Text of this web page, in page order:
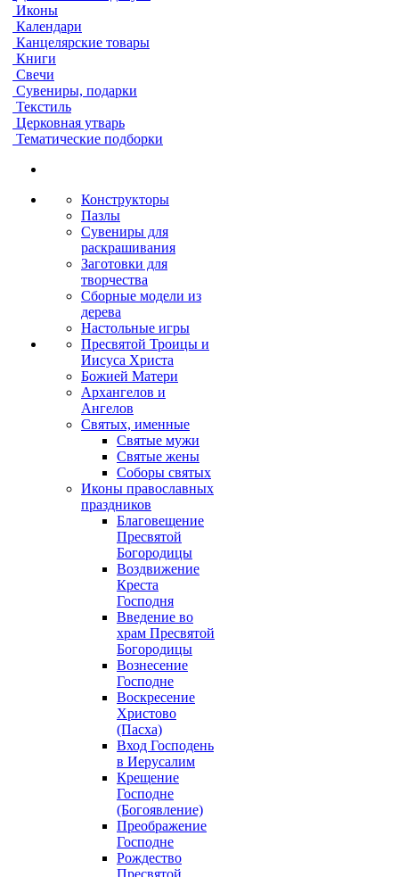
Иконы
Календари
Канцелярские товары
Книги
Свечи
Сувениры, подарки
Текстиль
Церковная утварь
Тематические подборки
Конструкторы
Пазлы
Сувениры для
раскрашивания
Заготовки для
творчества
Сборные модели из
дерева
Настольные игры
Пресвятой Троицы и
Иисуса Христа
Божией Матери
Архангелов и
Ангелов
Святых, именные
Святые мужи
Святые жены
Соборы святых
Иконы православных
праздников
Благовещение
Пресвятой
Богородицы
Воздвижение
Креста
Господня
Введение во
храм Пресвятой
Богородицы
Вознесение
Господне
Воскресение
Христово
(Пасха)
Вход Господень
в Иерусалим
Крещение
Господне
(Богоявление)
Преображение
Господне
Рождество
Пресвятой